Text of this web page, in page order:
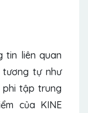
tin liên quan
tương tự như
phi tập trung
của KINE